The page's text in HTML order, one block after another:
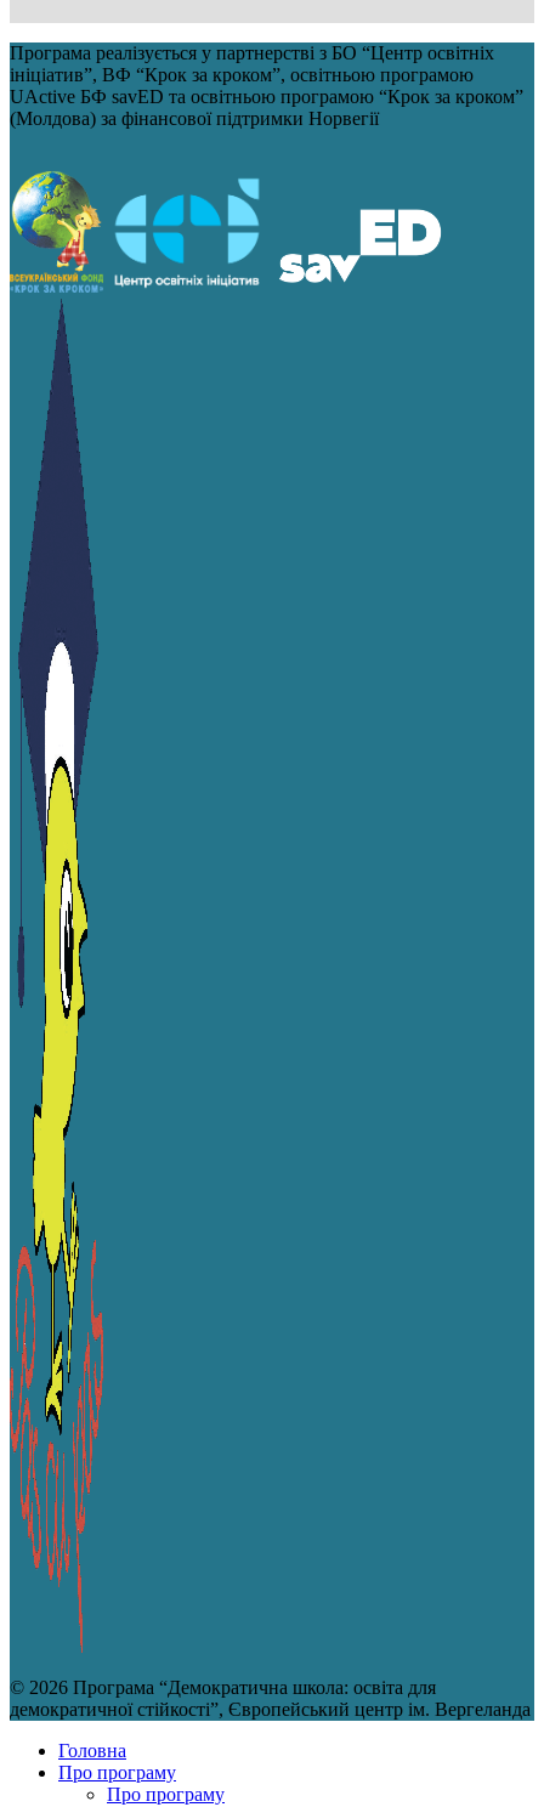
Програма реалізується у партнерстві з БО “Центр освітніх
ініціатив”, ВФ “Крок за кроком”, освітньою програмою
UActive БФ savED та освітньою програмою “Крок за кроком”
(Молдова) за фінансової підтримки Норвегії
© 2026 Програма “Демократична школа: освіта для
демократичної стійкості”, Європейський центр ім. Вергеланда
Головна
Про програму
Про програму